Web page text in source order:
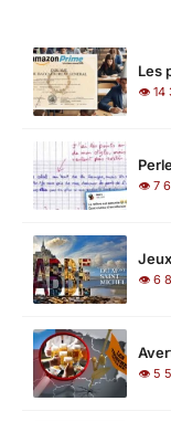
Les
👁 14
👁 7
👁 6
👁 5